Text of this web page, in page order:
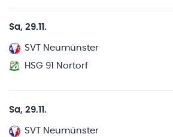
Sa, 29.11.
SVT Neumünster
HSG 91 Nortorf
Sa, 29.11.
SVT Neumünster